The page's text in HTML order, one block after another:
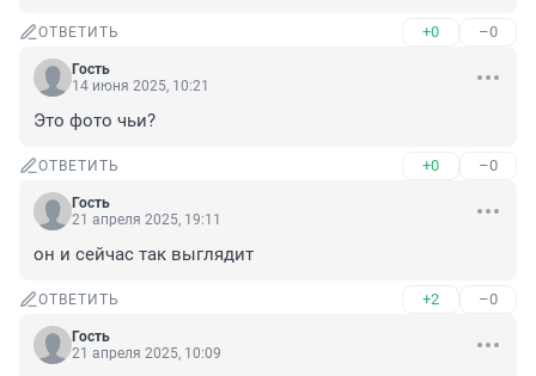
ОТВЕТИТЬ +0 –0
Гость
14 июня 2025, 10:21
Это фото чьи?
ОТВЕТИТЬ +0 –0
Гость
21 апреля 2025, 19:11
он и сейчас так выглядит
ОТВЕТИТЬ +2 –0
Гость
21 апреля 2025, 10:09